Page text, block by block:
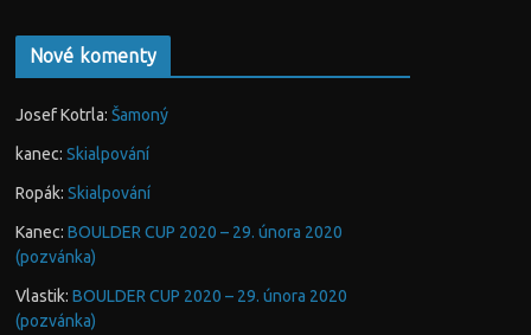
Nové komenty
Josef Kotrla: Šamoný
kanec: Skialpování
Ropák: Skialpování
Kanec: BOULDER CUP 2020 – 29. února 2020
(pozvánka)
Vlastik: BOULDER CUP 2020 – 29. února 2020
(pozvánka)